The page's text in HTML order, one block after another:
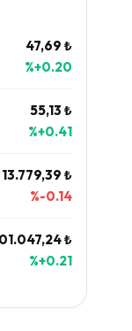
47,69 ₺
%+0.20
55,13 ₺
%+0.41
13.779,39 ₺
%-0.14
₺
%+0.21